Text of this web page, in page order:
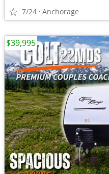
7/24 Anchorage
$39,995